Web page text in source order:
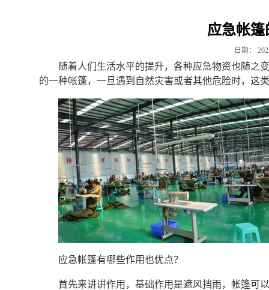
应急帐
日期：
随着人们生活水平的提升，各种应急物资也随之
的一种帐篷，一旦遇到自然灾害或者其他危险时，这
应急帐篷有哪些作用也优点？
首先来讲讲作用，基础作用是遮风挡雨，帐篷可